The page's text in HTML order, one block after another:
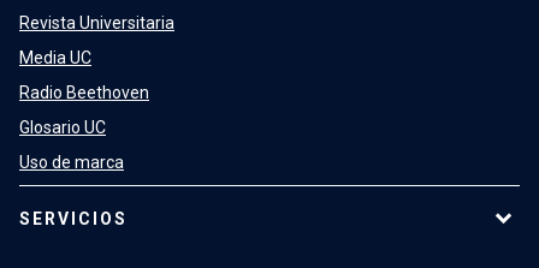
Revista Universitaria
Media UC
Radio Beethoven
Glosario UC
Uso de marca
SERVICIOS